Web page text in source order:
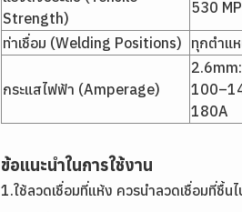
Strength)
530
ท่าเชื่อม (Welding Positions) ทุกตำแ
กระแสไฟฟ้า (Amperage)
180A
ข้อแนะนำในการใช้งาน
1.ใช้ลวดเชื่อมที่แห้ง ควรนำลวดเชื่อมที่ชื้